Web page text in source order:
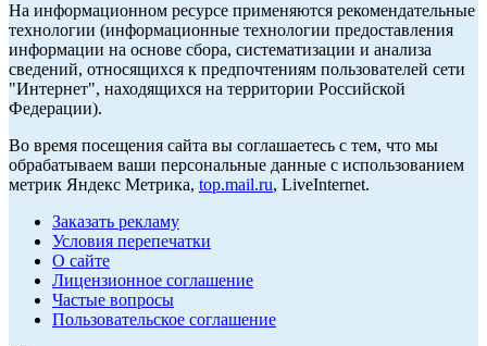
На информационном ресурсе применяются рекомендательные
технологии (информационные технологии предоставления
информации на основе сбора, систематизации и анализа
сведений, относящихся к предпочтениям пользователей сети
"Интернет", находящихся на территории Российской
Федерации).
Во время посещения сайта вы соглашаетесь с тем, что мы
обрабатываем ваши персональные данные с использованием
метрик Яндекс Метрика, top.mail.ru, LiveInternet.
Заказать рекламу
Условия перепечатки
О сайте
Лицензионное соглашение
Частые вопросы
Пользовательское соглашение